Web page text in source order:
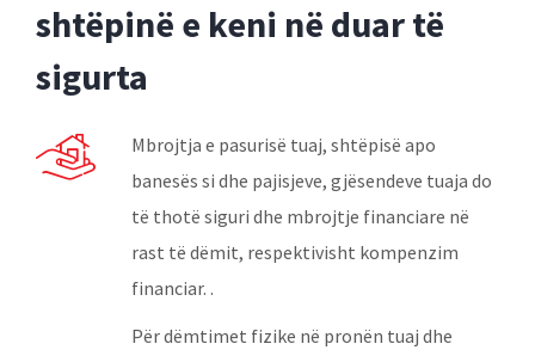
shtëpinë e keni në duar të
sigurta
Mbrojtja e pasurisë tuaj, shtëpisë apo
banesës si dhe pajisjeve, gjësendeve tuaja do
të thotë siguri dhe mbrojtje financiare në
rast të dëmit, respektivisht kompenzim
financiar. .
Për dëmtimet fizike në pronën tuaj dhe